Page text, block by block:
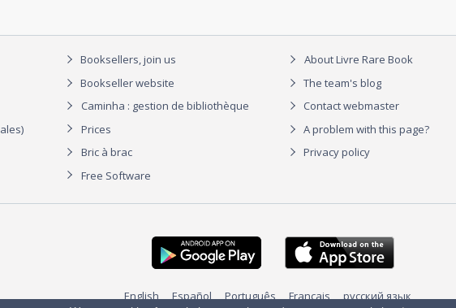
Booksellers, join us
Bookseller website
Caminha : gestion de bibliothèque
Prices
Bric à brac
Free Software
About Livre Rare Book
The team's blog
Contact webmaster
A problem with this page?
Privacy policy
English Español Português Français русский язык